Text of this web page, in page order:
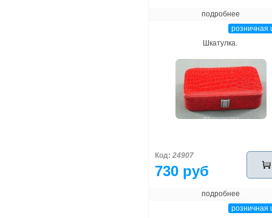
подробнее
розничная
Шкатулка.
Код: 24907
730 руб
подробнее
розничная